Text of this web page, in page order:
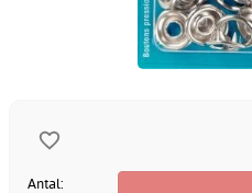
Antal: